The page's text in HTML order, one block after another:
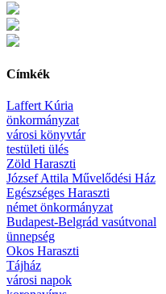
Címkék
Laffert Kúria
önkormányzat
városi könyvtár
testületi ülés
Zöld Haraszti
József Attila Művelődési Ház
Egészséges Haraszti
német önkormányzat
Budapest-Belgrád vasútvonal
ünnepség
Okos Haraszti
Tájház
városi napok